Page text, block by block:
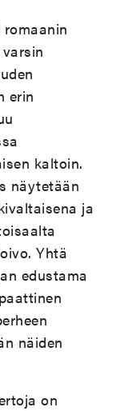
erin
kaltoin.
näytetään
ja
Yhtä
edustama
näiden
on